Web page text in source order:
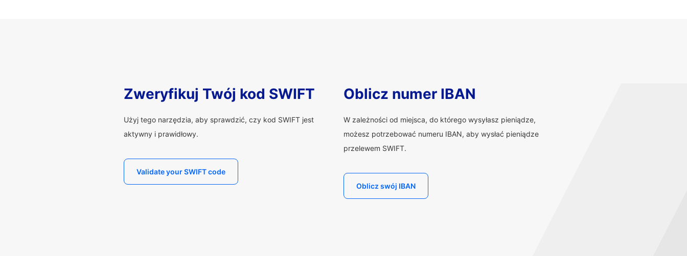
Zweryfikuj Twój kod SWIFT
Użyj tego narzędzia, aby sprawdzić, czy kod SWIFT jest
aktywny i prawidłowy.
Validate your SWIFT code
Oblicz numer IBAN
W zależności od miejsca, do którego wysyłasz pieniądze,
możesz potrzebować numeru IBAN, aby wysłać pieniądze
przelewem SWIFT.
Oblicz swój IBAN